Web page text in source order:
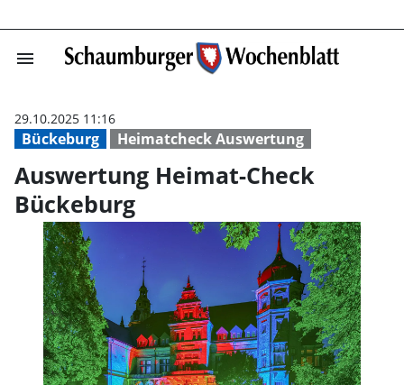
menu Auswertung
Bückeburg Heimatcheck Auswertung
29.10.2025 11:16
Auswertung Heimat-Check
Bückeburg